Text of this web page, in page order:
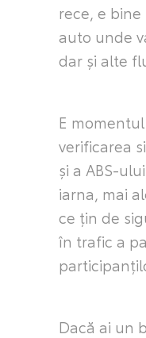
rece, e bine
auto unde
dar și alte
E
verificarea
și a ABS-
iarna, mai
ce țin de
în trafic a
Dacă ai un